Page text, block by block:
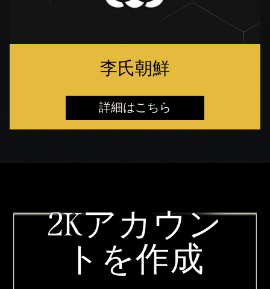
李氏朝鮮
詳細はこちら
2Kアカウン
トを作成